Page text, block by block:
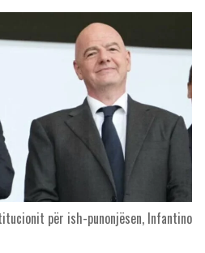
për ish-punonjësen, Infantino